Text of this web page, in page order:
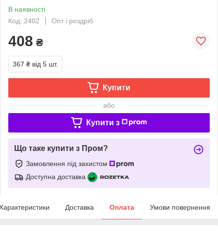
В наявності
Код: 2402
Опт і роздріб
408 ₴
367 ₴ від 5 шт.
Купити
або
Купити з
Що таке купити з Пром?
Замовлення під захистом
Доступна доставка
Доставка Оплата Умови повернення